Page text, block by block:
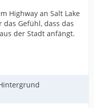
Highway an Salt Lake
Gefühl, dass das
der Stadt anfängt.